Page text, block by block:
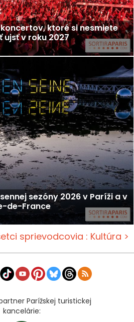
ktoré si nesmiete
ujsť v roku 2027
sezóny 2026 v Paríži a v
de-France
sprievodcovia : Kultúra >
Parížskej turistickej
kancelárie: